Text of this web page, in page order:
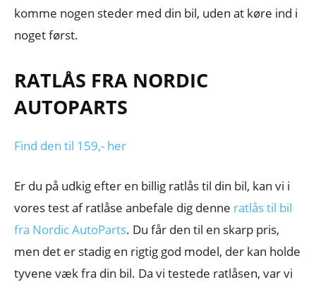
komme nogen steder med din bil, uden at køre ind i
noget først.
RATLÅS FRA NORDIC
AUTOPARTS
Find den til 159,- her
Er du på udkig efter en billig ratlås til din bil, kan vi i
vores test af ratlåse anbefale dig denne ratlås til bil
fra Nordic AutoParts. Du får den til en skarp pris,
men det er stadig en rigtig god model, der kan holde
tyvene væk fra din bil. Da vi testede ratlåsen, var vi